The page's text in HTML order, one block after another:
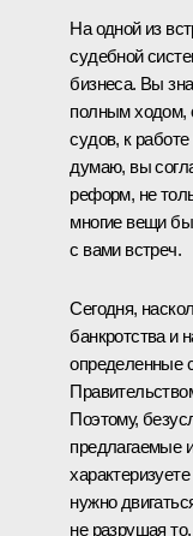
На одной из
судебной
бизнеса. Вы
полным ходом,
судов, к
думаю, вы
реформ, не
многие вещи
с вами встреч.
Сегодня,
банкротства и
определенные
Поэтому,
предлагаемые
нужно
не разрушая